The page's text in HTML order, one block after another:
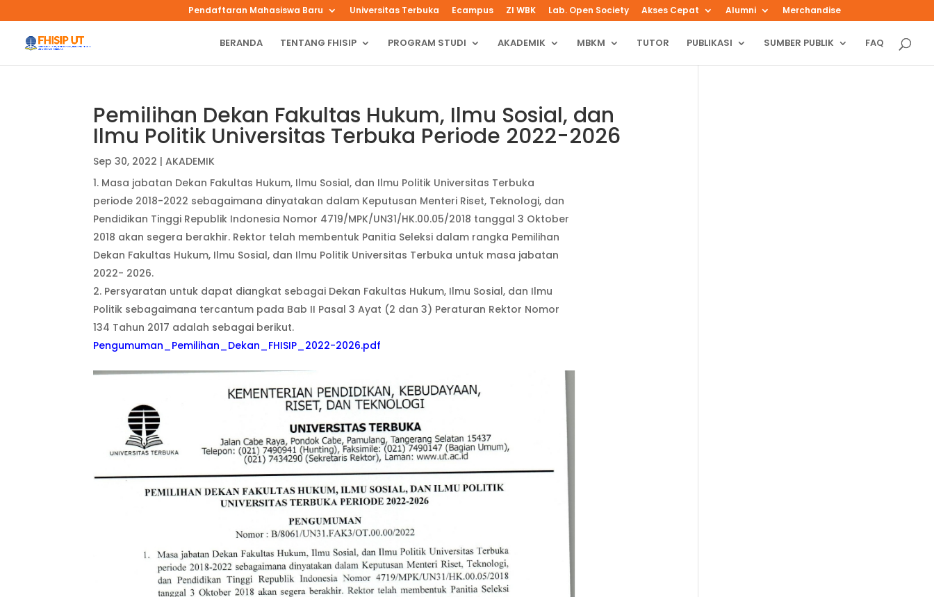
Pendaftaran Mahasiswa Baru Universitas Terbuka Ecampus ZI WBK Lab. Open Society Akses Cepat Alumni Merchandise
BERANDA TENTANG FHISIP PROGRAM STUDI AKADEMIK MBKM TUTOR PUBLIKASI SUMBER PUBLIK FAQ
Pemilihan Dekan Fakultas Hukum, Ilmu Sosial, dan
Ilmu Politik Universitas Terbuka Periode 2022-2026
Sep 30, 2022 |AKADEMIK
Masa jabatan Dekan Fakultas Hukum, Ilmu Sosial, dan Ilmu Politik Universitas Terbuka
periode 2018-2022 sebagaimana dinyatakan dalam Keputusan Menteri Riset, Teknologi, dan
Pendidikan Tinggi Republik Indonesia Nomor 4719/MPK/UN31/HK.00.05/2018 tanggal 3 Oktober
2018 akan segera berakhir. Rektor telah membentuk Panitia Seleksi dalam rangka Pemilihan
Dekan Fakultas Hukum, Ilmu Sosial, dan Ilmu Politik Universitas Terbuka untuk masa jabatan
2022- 2026.
Persyaratan untuk dapat diangkat sebagai Dekan Fakultas Hukum, Ilmu Sosial, dan Ilmu
Politik sebagaimana tercantum pada Bab II Pasal 3 Ayat (2 dan 3) Peraturan Rektor Nomor
134 Tahun 2017 adalah sebagai berikut.
Pengumuman_Pemilihan_Dekan_FHISIP_2022-2026.pdf